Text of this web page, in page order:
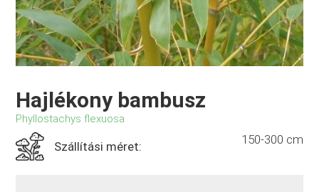
Hajlékony bambusz
Phyllostachys flexuosa
Szállítási méret: 150-300 cm